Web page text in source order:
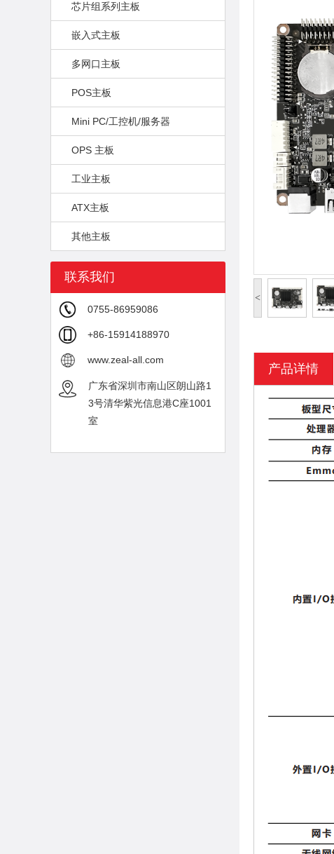
芯片组系列主板
嵌入式主板
多网口主板
POS主板
Mini PC/工控机/服务器
OPS 主板
工业主板
ATX主板
其他主板
联系我们
0755-86959086
+86-15914188970
www.zeal-all.com
广东省深圳市南山区朗山路1
3号清华紫光信息港C座1001
室
<
产品详情